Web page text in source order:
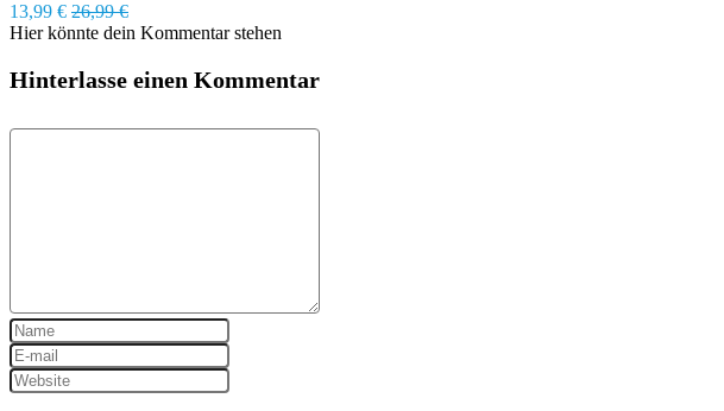
13,99 € 26,99 €
Hier könnte dein Kommentar stehen
Hinterlasse einen Kommentar